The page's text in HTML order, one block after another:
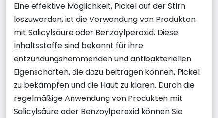
Eine effektive Möglichkeit, Pickel auf der Stirn
loszuwerden, ist die Verwendung von Produkten
mit Salicylsäure oder Benzoylperoxid. Diese
Inhaltsstoffe sind bekannt für ihre
entzündungshemmenden und antibakteriellen
Eigenschaften, die dazu beitragen können, Pickel
zu bekämpfen und die Haut zu klären. Durch die
regelmäßige Anwendung von Produkten mit
Salicylsäure oder Benzoylperoxid können Sie